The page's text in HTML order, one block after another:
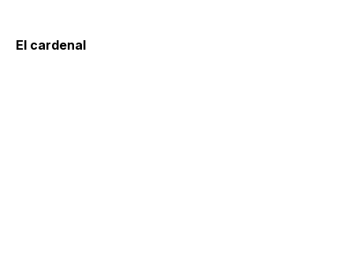
El cardenal